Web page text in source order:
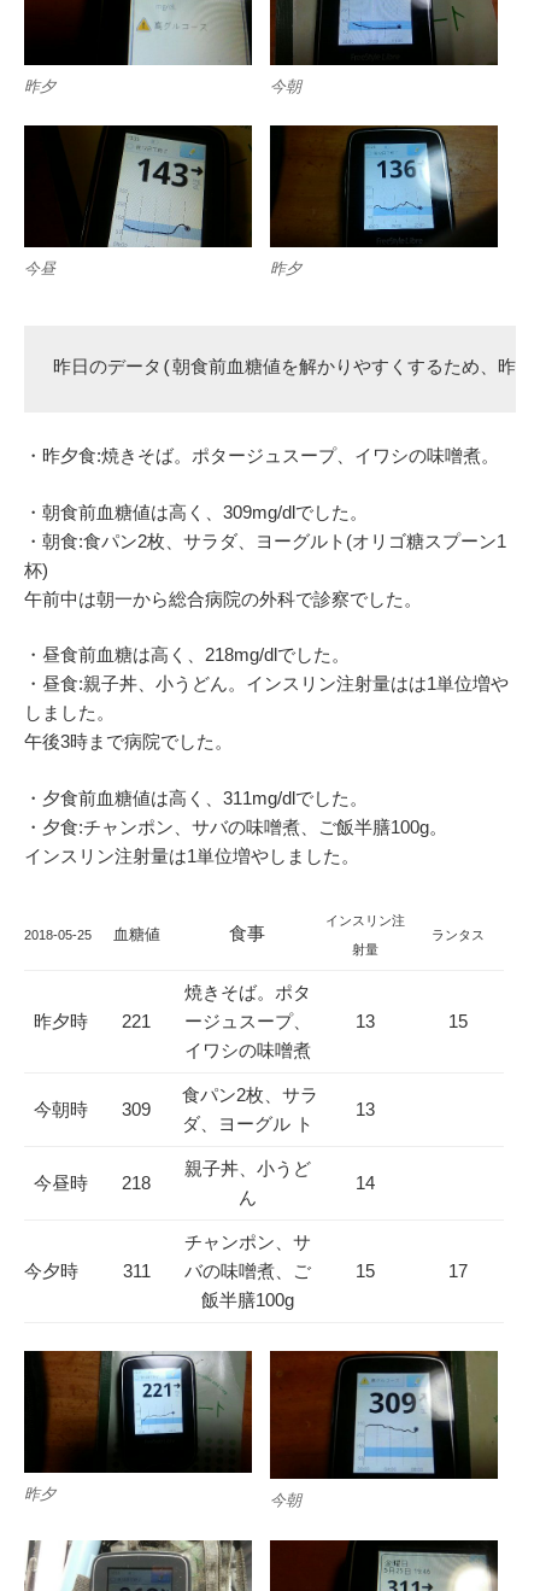
昨夕 今朝
今昼 昨夕
昨日のデータ(朝食前血糖値を解かりやすくするため、昨
・昨夕食:焼きそば。ポタージュスープ、イワシの味噌煮。
・朝食前血糖値は高く、309mg/dlでした。
・朝食:食パン2枚、サラダ、ヨーグルト(オリゴ糖スプーン1
杯)
午前中は朝一から総合病院の外科で診察でした。
・昼食前血糖は高く、218mg/dlでした。
・昼食:親子丼、小うどん。インスリン注射量はは1単位増や
しました。
午後3時まで病院でした。
・夕食前血糖値は高く、311mg/dlでした。
・夕食:チャンポン、サバの味噌煮、ご飯半膳100g。
インスリン注射量は1単位増やしました。
2018-05-25 血糖値 食事
インスリン注
射量
ランタス
昨夕時 221
焼きそば。ポタ
ージュスープ、
イワシの味噌煮
13 15
今朝時 309
食パン2枚、サラ
ダ、ヨーグル ト
13
今昼時 218
親子丼、小うど
ん
14
今夕時 311
チャンポン、サ
バの味噌煮、ご
飯半膳100g
15 17
昨夕 今朝